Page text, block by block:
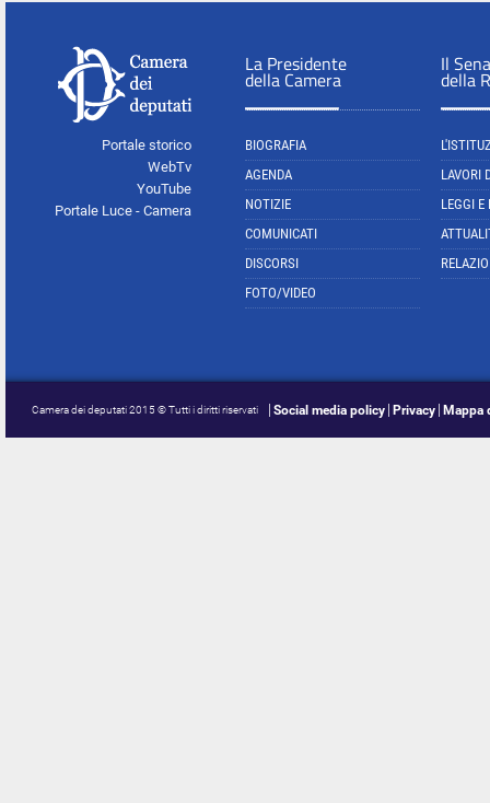
Portale storico
WebTv
YouTube
Portale Luce - Camera
La Presidente
della Camera
BIOGRAFIA
AGENDA
NOTIZIE
COMUNICATI
DISCORSI
FOTO/VIDEO
Il
della
LAVORI
LEGGI E
Camera dei deputati 2015 © Tutti i diritti riservati Social media policy Privacy Mappa